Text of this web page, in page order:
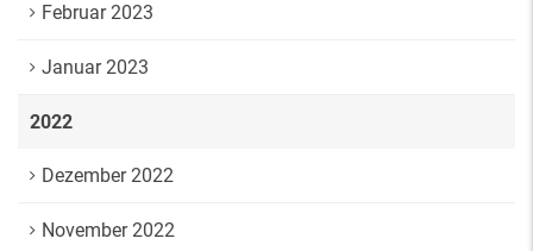
Februar 2023
Januar 2023
2022
Dezember 2022
November 2022